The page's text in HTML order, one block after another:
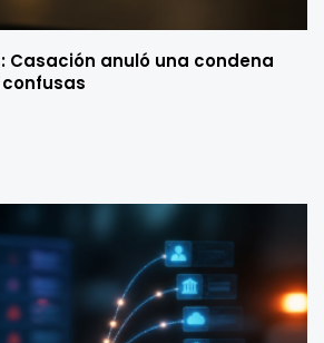
Casación anuló una condena